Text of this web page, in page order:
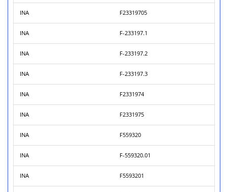
INA F23319705
INA F-233197.1
INA F-233197.2
INA F-233197.3
INA F2331974
INA F2331975
INA F559320
INA F-559320.01
INA F5593201